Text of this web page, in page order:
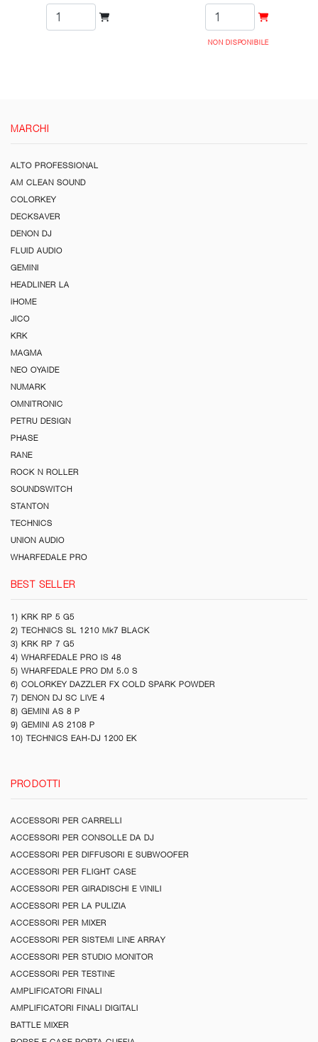
NON DISPONIBILE
MARCHI
ALTO PROFESSIONAL
AM CLEAN SOUND
COLORKEY
DECKSAVER
DENON DJ
FLUID AUDIO
GEMINI
HEADLINER LA
iHOME
JICO
KRK
MAGMA
NEO OYAIDE
NUMARK
OMNITRONIC
PETRU DESIGN
PHASE
RANE
ROCK N ROLLER
SOUNDSWITCH
STANTON
TECHNICS
UNION AUDIO
WHARFEDALE PRO
BEST SELLER
1) KRK RP 5 G5
2) TECHNICS SL 1210 Mk7 BLACK
3) KRK RP 7 G5
4) WHARFEDALE PRO IS 48
5) WHARFEDALE PRO DM 5.0 S
6) COLORKEY DAZZLER FX COLD SPARK POWDER
7) DENON DJ SC LIVE 4
8) GEMINI AS 8 P
9) GEMINI AS 2108 P
10) TECHNICS EAH-DJ 1200 EK
PRODOTTI
ACCESSORI PER CARRELLI
ACCESSORI PER CONSOLLE DA DJ
ACCESSORI PER DIFFUSORI E SUBWOOFER
ACCESSORI PER FLIGHT CASE
ACCESSORI PER GIRADISCHI E VINILI
ACCESSORI PER LA PULIZIA
ACCESSORI PER MIXER
ACCESSORI PER SISTEMI LINE ARRAY
ACCESSORI PER STUDIO MONITOR
ACCESSORI PER TESTINE
AMPLIFICATORI FINALI
AMPLIFICATORI FINALI DIGITALI
BATTLE MIXER